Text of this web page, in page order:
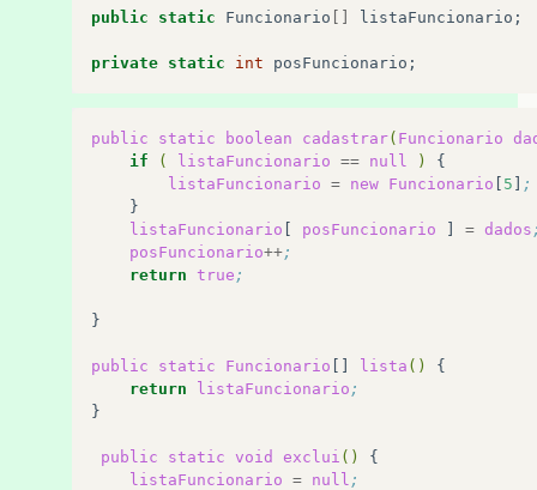
public static Funcionario listaFuncionario ;
private static int posFuncionario ;
public static boolean cadastrar( Funcionario
if
( listaFuncionario == null )
listaFuncionario = new Funcionario 5
;
listaFuncionario
posFuncionario = dados
posFuncionario++;
return true ;
}
public static Funcionario lista ()
return
listaFuncionario ;
}
public static void exclui ()
listaFuncionario = null ;